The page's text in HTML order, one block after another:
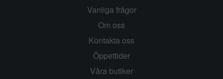
Vanliga frågor
Om oss
Kontakta oss
Öppettider
Våra butiker